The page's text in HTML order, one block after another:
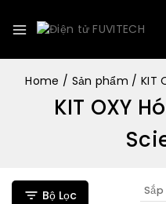
Home / Sản phẩm / KIT
KIT OXY
Bộ Lọc